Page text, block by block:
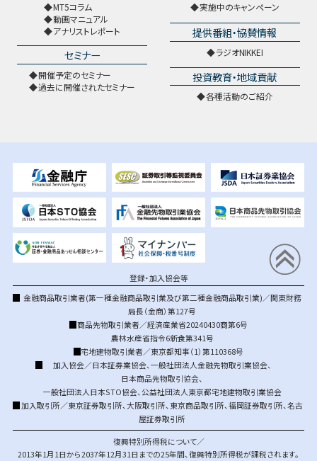
MT5コラム
動画マニュアル
アナリストレポート
セミナー
開催予定のセミナー
過去に開催されたセミナー
実施中のキャンペーン
提供番組・協賛情報
ラジオNIKKEI
投資教育・地域貢献
各種活動のご紹介
登録・加入協会等
金融商品取引業者(第一種金融商品取引業及び第二種金融商品取引業)／関東財務
局長（金商）第127号
商品先物取引業者／経済産業省20240430商第6号
農林水産省指令6新食第341号
宅地建物取引業者／東京都知事（1）第110368号
加入協会／日本証券業協会、 一般社団法人金融先物取引業協会、
日本商品先物取引協会、
一般社団法人日本STO協会、 公益社団法人東京都宅地建物取引業協会
加入取引所／東京証券取引所、大阪取引所、 東京商品取引所、福岡証券取引所、名古
屋証券取引所
復興特別所得税について／
2013年1月1日から2037年12月31日までの25年間、復興特別所得税が課税されます。